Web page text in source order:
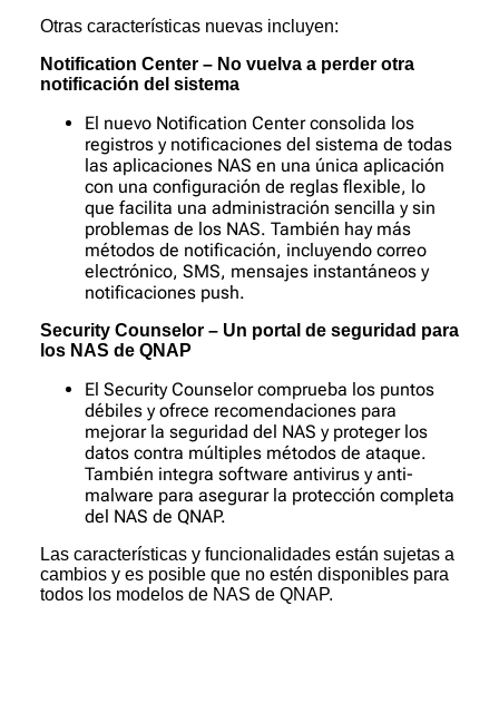
Otras características nuevas incluyen:
Notification Center – No vuelva a perder otra
notificación del sistema
El nuevo Notification Center consolida los
registros y notificaciones del sistema de todas
las aplicaciones NAS en una única aplicación
con una configuración de reglas flexible, lo
que facilita una administración sencilla y sin
problemas de los NAS. También hay más
métodos de notificación, incluyendo correo
electrónico, SMS, mensajes instantáneos y
notificaciones push.
Security Counselor – Un portal de seguridad para
los NAS de QNAP
El Security Counselor comprueba los puntos
débiles y ofrece recomendaciones para
mejorar la seguridad del NAS y proteger los
datos contra múltiples métodos de ataque.
También integra software antivirus y anti-
malware para asegurar la protección completa
del NAS de QNAP.
Las características y funcionalidades están sujetas a
cambios y es posible que no estén disponibles para
todos los modelos de NAS de QNAP.